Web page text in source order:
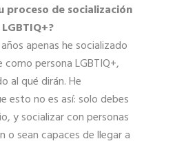
proceso de socialización
apenas he socializado
persona LGBTIQ+,
al qué dirán. He
esto no es así: solo debes
y socializar con personas
o sean capaces de llegar a